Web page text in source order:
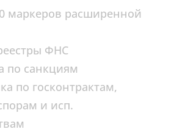
маркеров расширенной
ФНС
по санкциям
по госконтрактам,
и исп.